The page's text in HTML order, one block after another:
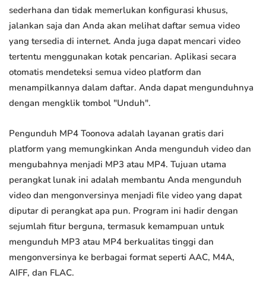
sederhana dan tidak memerlukan konfigurasi khusus,
jalankan saja dan Anda akan melihat daftar semua video
yang tersedia di internet. Anda juga dapat mencari video
tertentu menggunakan kotak pencarian. Aplikasi secara
otomatis mendeteksi semua video platform dan
menampilkannya dalam daftar. Anda dapat mengunduhnya
dengan mengklik tombol "Unduh".
Pengunduh MP4 Toonova adalah layanan gratis dari
platform yang memungkinkan Anda mengunduh video dan
mengubahnya menjadi MP3 atau MP4. Tujuan utama
perangkat lunak ini adalah membantu Anda mengunduh
video dan mengonversinya menjadi file video yang dapat
diputar di perangkat apa pun. Program ini hadir dengan
sejumlah fitur berguna, termasuk kemampuan untuk
mengunduh MP3 atau MP4 berkualitas tinggi dan
mengonversinya ke berbagai format seperti AAC, M4A,
AIFF, dan FLAC.